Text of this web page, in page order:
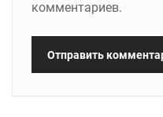
комментариев.